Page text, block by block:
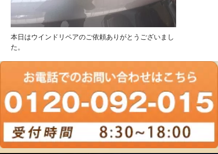
本日はウインドリペアのご依頼ありがとうございまし
た。